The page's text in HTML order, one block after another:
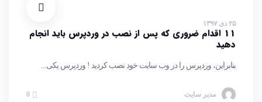
۲۵ دی ۱۳۹۷
11 اقدام ضروری که پس از نصب در وردپرس باید انجام
دهید
بنابراین، وردپرس را در وب سایت خود نصب کردید ! وردپرس یکی...
مدیر سایت